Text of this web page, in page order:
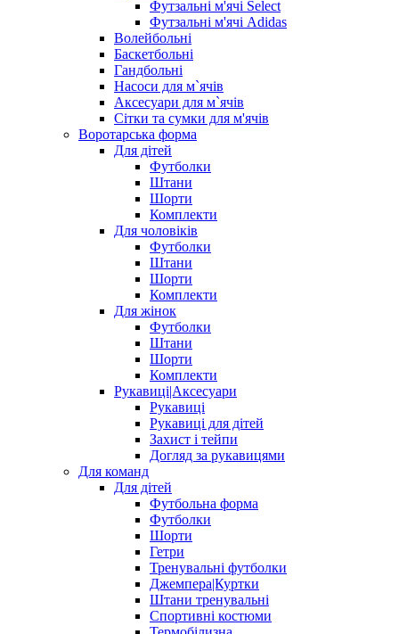
Футзальні м'ячі Select
Футзальні м'ячі Adidas
Волейбольні
Баскетбольні
Гандбольні
Насоси для м`ячів
Аксесуари для м`ячів
Сітки та сумки для м'ячів
Воротарська форма
Для дітей
Футболки
Штани
Шорти
Комплекти
Для чоловіків
Футболки
Штани
Шорти
Комплекти
Для жінок
Футболки
Штани
Шорти
Комплекти
Рукавиці|Аксесуари
Рукавиці
Рукавиці для дітей
Захист і тейпи
Догляд за рукавицями
Для команд
Для дітей
Футбольна форма
Футболки
Шорти
Гетри
Тренувальні футболки
Джемпера|Куртки
Штани тренувальні
Спортивні костюми